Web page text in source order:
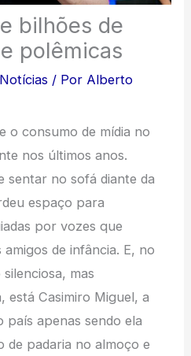
bilhões de
polêmicas
Notícias / Por Alberto
o consumo de mídia no
nos últimos anos.
sentar no sofá diante da
espaço para
por vozes que
de infância. E, no
mas
está Casimiro Miguel, a
apenas sendo ela
de padaria no almoço e